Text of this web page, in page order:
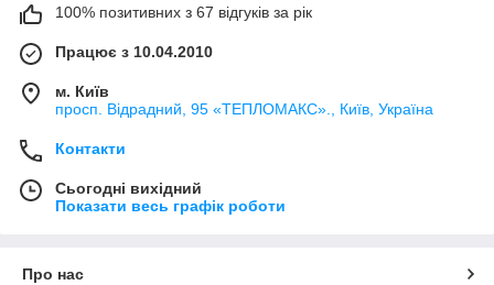
100% позитивних з 67 відгуків за рік
Працює з 10.04.2010
м. Київ
просп. Відрадний, 95 «ТЕПЛОМАКС»., Київ, Україна
Контакти
Сьогодні вихідний
Показати весь графік роботи
Про нас